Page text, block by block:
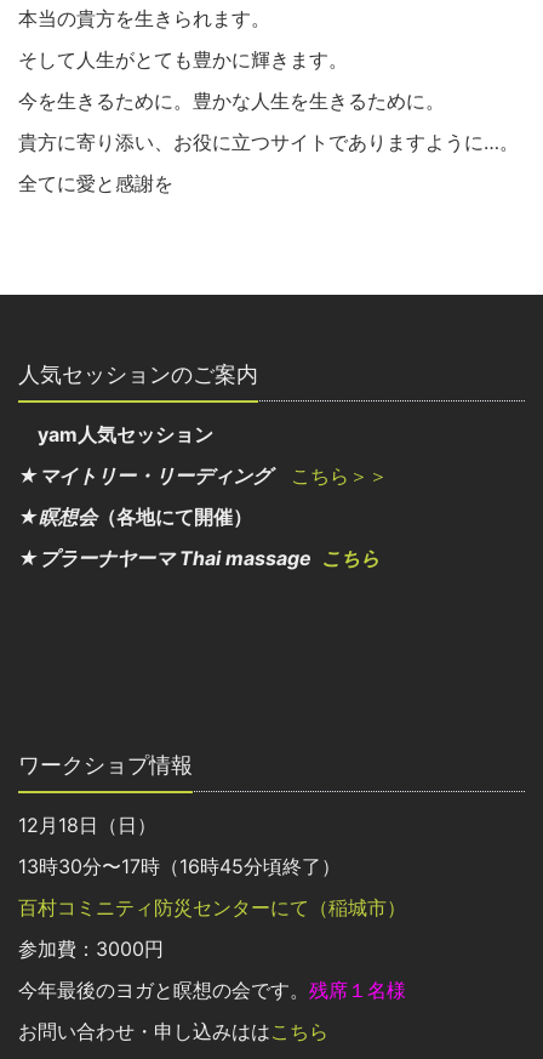
本当の貴方を生きられます。
そして人生がとても豊かに輝きます。
今を生きるために。豊かな人生を生きるために。
貴方に寄り添い、お役に立つサイトでありますように…。
全てに愛と感謝を
人気セッションのご案内
yam人気セッション
★マイトリー・リーディング
こちら＞＞
★瞑想会（各地にて開催）
★プラーナヤーマ Thai massage こちら
ワークショプ情報
12月18日（日）
13時30分〜17時（16時45分頃終了）
百村コミニティ防災センターにて（稲城市）
参加費：3000円
今年最後のヨガと瞑想の会です。 残席１名様
お問い合わせ・申し込みははこちら